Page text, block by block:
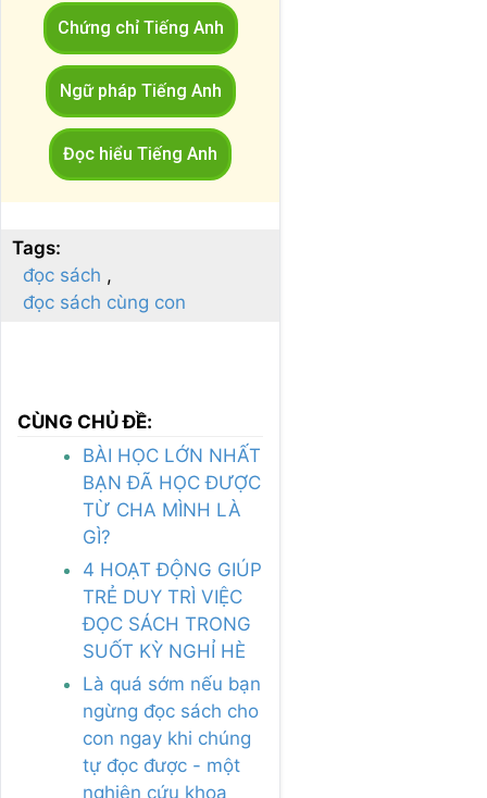
Chứng chỉ Tiếng Anh
Ngữ pháp Tiếng Anh
Đọc hiểu Tiếng Anh
Tags:
đọc sách
đọc sách cùng con
CÙNG CHỦ ĐỀ:
BÀI HỌC LỚN NHẤT
BẠN ĐÃ HỌC ĐƯỢC
TỪ CHA MÌNH LÀ
GÌ?
4 HOẠT ĐỘNG GIÚP
TRẺ DUY TRÌ VIỆC
ĐỌC SÁCH TRONG
SUỐT KỲ NGHỈ HÈ
Là quá sớm nếu bạn
ngừng đọc sách cho
con ngay khi chúng
tự đọc được - một
nghiên cứu khoa